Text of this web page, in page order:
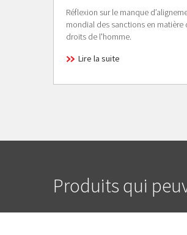
Réflexion sur le manque
mondial des sanctions en matière
droits de l'homme.
Lire la suite
Produits qui